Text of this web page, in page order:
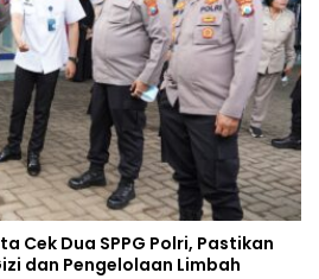
Cek Dua SPPG Polri, Pastikan
dan Pengelolaan Limbah